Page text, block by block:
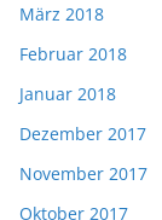
März 2018
Februar 2018
Januar 2018
Dezember 2017
November 2017
Oktober 2017